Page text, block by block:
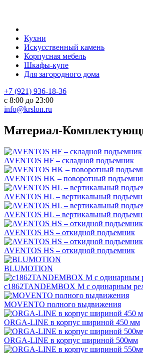
Кухни
Искусственный камень
Корпусная мебель
Шкафы-купе
Для загородного дома
+7 (921) 936-18-36
с 8:00 до 23:00
info@krslon.ru
Материал-
AVENTOS HF – складной подъемник
AVENTOS HK – поворотный
AVENTOS HL – вертикальный
AVENTOS HL – вертикальный
AVENTOS HS – откидной подъемник
AVENTOS HS – откидной подъемник
BLUMOTION
c1862TANDEMBOX М с одинарным
MOVENTO полного выдвижения
ORGA-LINE в корпус шириной 450 мм
ORGA-LINE в корпус шириной 500мм